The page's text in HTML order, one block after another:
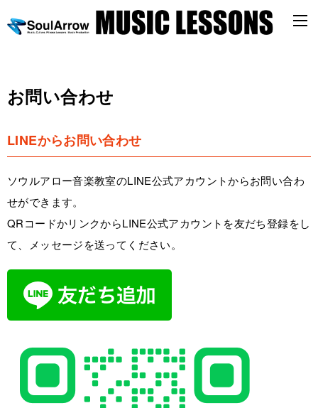
お問い合わせ
LINEからお問い合わせ
ソウルアロー音楽教室のLINE公式アカウントからお問い合わ
せができます。
QRコードかリンクからLINE公式アカウントを友だち登録をし
て、メッセージを送ってください。